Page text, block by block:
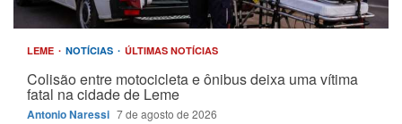
LEME NOTÍCIAS ÚLTIMAS NOTÍCIAS
Colisão entre motocicleta e ônibus deixa uma vítima
fatal na cidade de Leme
Antonio Naressi 7 de agosto de 2026